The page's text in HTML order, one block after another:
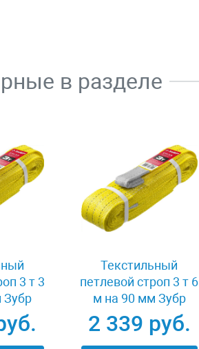
в разделе
3 т 3
Зубр
Текстильный
петлевой строп 3 т 6
м на 90 мм Зубр
43553-3-6
2 339 руб.